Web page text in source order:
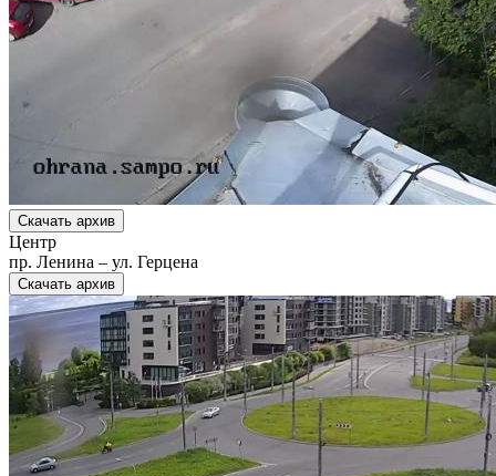
Скачать архив
Центр
пр. Ленина – ул. Герцена
Скачать архив